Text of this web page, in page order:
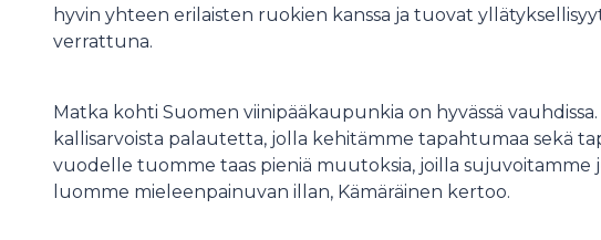
hyvin yhteen erilaisten ruokien kanssa ja tuovat
verrattuna.
Matka kohti Suomen viinipääkaupunkia on hyvässä
kallisarvoista palautetta, jolla kehitämme tapahtumaa sekä
vuodelle tuomme taas pieniä muutoksia, joilla sujuvoitamme
luomme mieleenpainuvan illan, Kämäräinen kertoo.